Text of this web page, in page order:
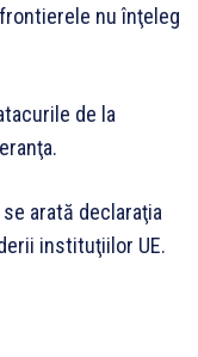
nu înţeleg
de la
arată declaraţia
instituţiilor UE.